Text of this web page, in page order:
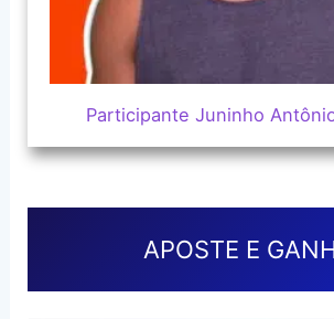
Participante Juninho
APOSTE E